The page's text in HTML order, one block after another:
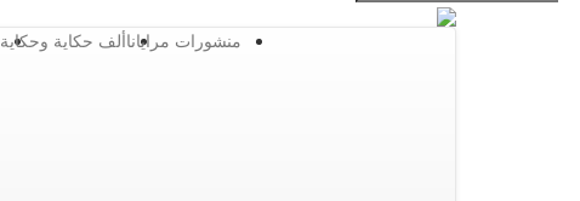
ألف حكاية وحكايةمنشورات مرايانا